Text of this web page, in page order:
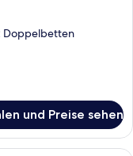
Doppelbetten
und Preise sehen